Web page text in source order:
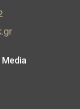
Media